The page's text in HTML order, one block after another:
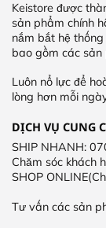
Keistore được
sản phẩm chính
nắm bắt hệ
bao gồm các
Luôn nổ lực để
lòng hơn mỗi
DỊCH VỤ CUNG
SHIP NHANH:
Chăm sóc khách
SHOP
Tư vấn các sản